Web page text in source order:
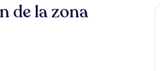
de la zona